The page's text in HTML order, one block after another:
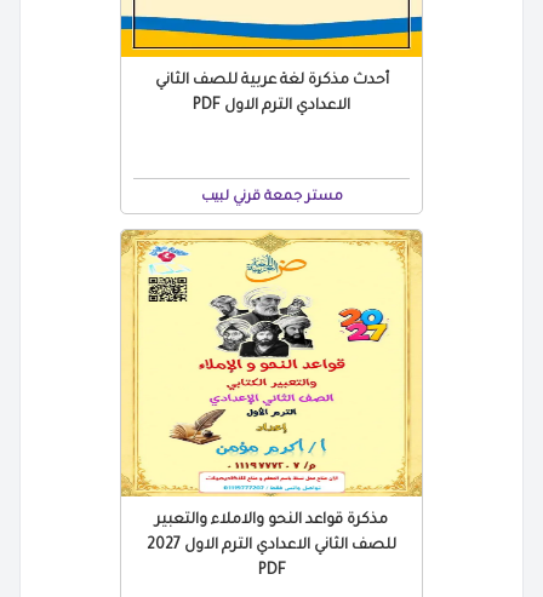
أحدث مذكرة لغة عربية للصف الثاني
الاعدادي الترم الاول PDF
مستر جمعة قرني لبيب
مذكرة قواعد النحو والاملاء والتعبير
للصف الثاني الاعدادي الترم الاول 2027
PDF